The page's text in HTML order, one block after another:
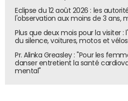
Eclipse du 12 août 2026 : les
l'observation aux moins de 3 ans,
Plus que deux mois pour la visiter :
du silence, voitures, motos et
Pr. Alinka Greasley : "Pour les
danser entretient la santé
mental"